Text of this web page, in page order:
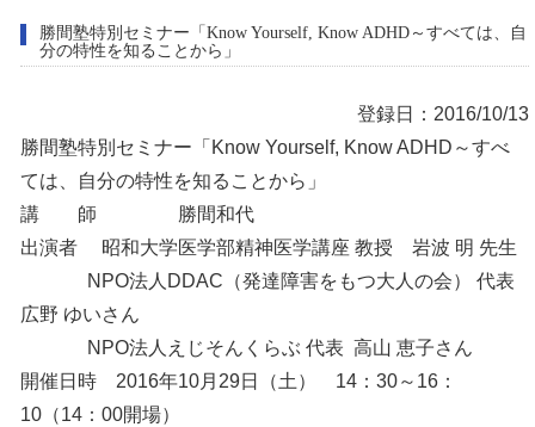
勝間塾特別セミナー「Know Yourself, Know ADHD～すべては、自
分の特性を知ることから」
登録日：2016/10/13
勝間塾特別セミナー「Know Yourself, Know ADHD～すべ
ては、自分の特性を知ることから」
講 師 勝間和代
出演者 昭和大学医学部精神医学講座 教授 岩波 明 先生
NPO法人DDAC（発達障害をもつ大人の会） 代表
広野 ゆいさん
NPO法人えじそんくらぶ 代表 高山 恵子さん
開催日時 2016年10月29日（土） 14：30～16：
10（14：00開場）